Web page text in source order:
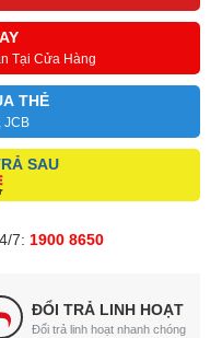
dễ nhìn, dễ dàng thao tác
AirPlay 2 và Chromecast
Tại Cửa Hàng
THẺ
JCB
SAU
7: 1900 8650
ĐỔI TRẢ LINH HOẠT
Đổi trả linh hoạt nhanh chóng